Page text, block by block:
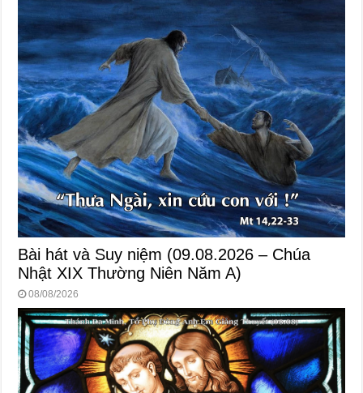
Bài hát và Suy niệm (09.08.2026 – Chúa
Nhật XIX Thường Niên Năm A)
08/08/2026